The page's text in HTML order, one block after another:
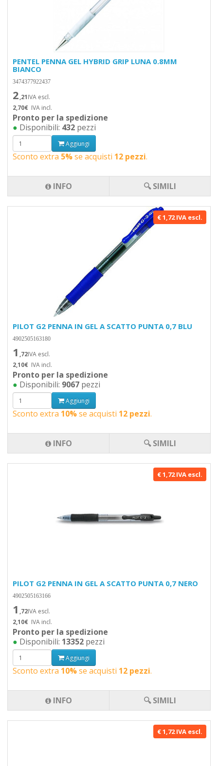
PENTEL PENNA GEL HYBRID GRIP LUNA 0.8MM
BIANCO
3474377922437
2,21IVA escl.
2,70€ IVA incl.
Pronto per la spedizione
● Disponibili: 432 pezzi
Aggiungi
Sconto extra 5%se acquisti 12 pezzi.
INFO 🔍 SIMILI
€ 1,72 IVA escl.
PILOT G2 PENNA IN GEL A SCATTO PUNTA 0,7 BLU
4902505163180
1 ,72IVA escl.
2,10€ IVA incl.
Pronto per la spedizione
● Disponibili: 9067 pezzi
Aggiungi
Sconto extra 10%se acquisti 12 pezzi.
INFO 🔍 SIMILI
€ 1,72 IVA escl.
PILOT G2 PENNA IN GEL A SCATTO PUNTA 0,7 NERO
4902505163166
1 ,72IVA escl.
2,10€ IVA incl.
Pronto per la spedizione
● Disponibili: 13352 pezzi
Aggiungi
Sconto extra 10%se acquisti 12 pezzi.
INFO 🔍 SIMILI
€ 1,72 IVA escl.